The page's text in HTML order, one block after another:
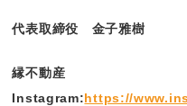
代表取締役 金子雅樹
縁不動産
Instagram:https://